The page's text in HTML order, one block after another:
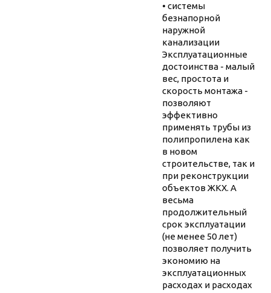
• системы
безнапорной
наружной
канализации
Эксплуатационные
достоинства - малый
вес, простота и
скорость монтажа -
позволяют
эффективно
применять трубы из
полипропилена как
в новом
строительстве, так и
при реконструкции
объектов ЖКХ. А
весьма
продолжительный
срок эксплуатации
(не менее 50 лет)
позволяет получить
экономию на
эксплуатационных
расходах и расходах